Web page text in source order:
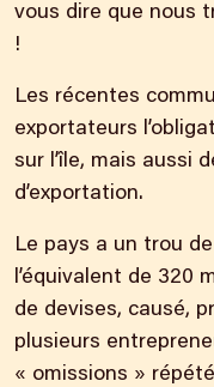
vous dire que nous
!
Les récentes
exportateurs
sur l’île, mais aussi
d’exportation.
Le pays a un trou
l’équivalent de 320
de devises, causé,
plusieurs
« omissions »